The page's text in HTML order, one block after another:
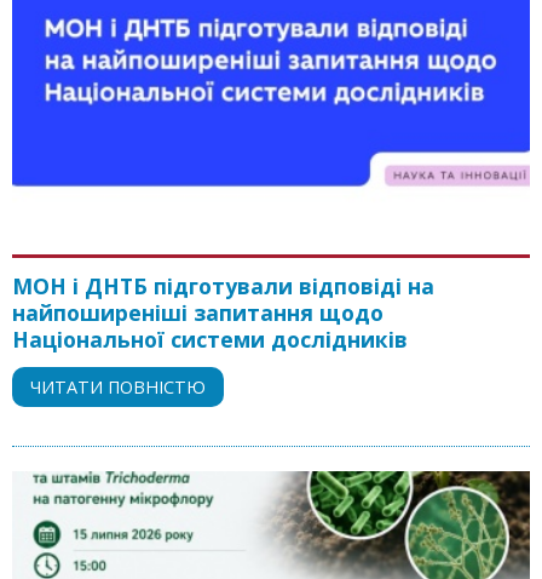
МОН і ДНТБ підготували відповіді на
найпоширеніші запитання щодо
Національної системи дослідників
ЧИТАТИ ПОВНІСТЮ